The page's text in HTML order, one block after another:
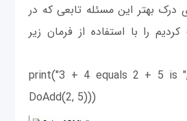
درک بهتر این مسئله تابعی که در
را با استفاده از فرمان زیر
print("3 + 4 equals 2 + 5 is
DoAdd(2, 5)))